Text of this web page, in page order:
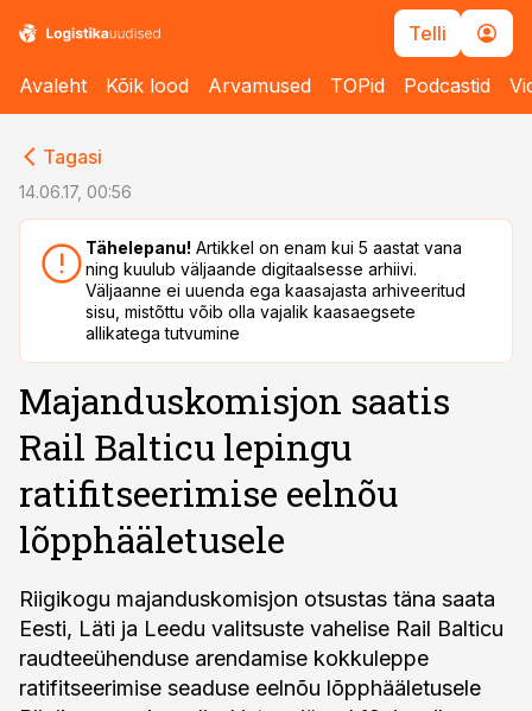
Telli
Avaleht Kõik lood Arvamused TOPid Podcastid
Tagasi
14.06.17, 00:56
Tähelepanu! Artikkel on enam kui 5 aastat vana
ning kuulub väljaande digitaalsesse arhiivi.
Väljaanne ei uuenda ega kaasajasta arhiveeritud
sisu, mistõttu võib olla vajalik kaasaegsete
allikatega tutvumine
Majanduskomisjon saatis
Rail Balticu lepingu
ratifitseerimise eelnõu
lõpphääletusele
Riigikogu majanduskomisjon otsustas täna saata
Eesti, Läti ja Leedu valitsuste vahelise Rail Balticu
raudteeühenduse arendamise kokkuleppe
ratifitseerimise seaduse eelnõu lõpphääletusele